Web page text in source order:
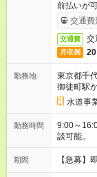
前払いが
交通費
交通費 交
月収例
勤務地
東京都千
御徒町駅
水道事
勤務時間
9:00～
談可能。
期間 【急募